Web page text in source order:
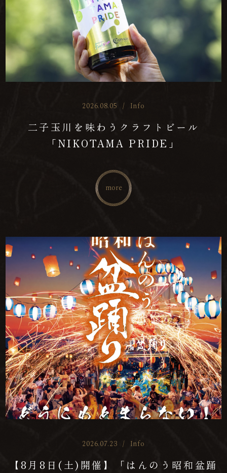
2026.08.05 / Info
二子玉川を味わうクラフトビール
「NIKOTAMA PRIDE」
more
2026.07.23 / Info
【8月8日(土)開催】「はんのう昭和盆踊